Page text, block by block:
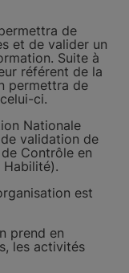
de
et de valider un
Suite à
référent de la
permettra de
ci.
Nationale
validation de
Contrôle en
Habilité).
est
prend en
les activités